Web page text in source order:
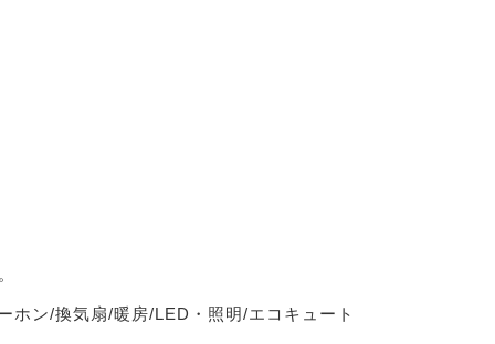
ホン/換気扇/暖房/LED・照明/エコキュート